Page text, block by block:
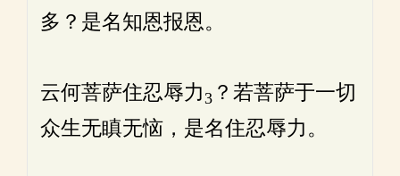
多？是名知恩报恩。
云何菩萨住忍辱力3 ？若菩萨于一切
众生无瞋无恼，是名住忍辱力。